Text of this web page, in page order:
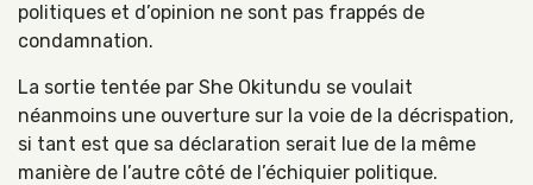
politiques et d’opinion ne sont pas frappés de
condamnation.
La sortie tentée par She Okitundu se voulait
néanmoins une ouverture sur la voie de la décrispation,
si tant est que sa déclaration serait lue de la même
manière de l’autre côté de l’échiquier politique.